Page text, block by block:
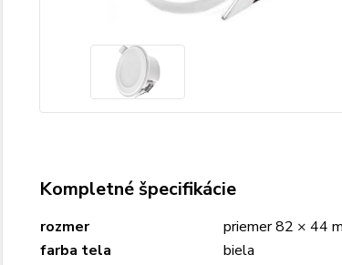
Kompletné špecifikácie
rozmer
priemer 82 × 44
farba tela
biela